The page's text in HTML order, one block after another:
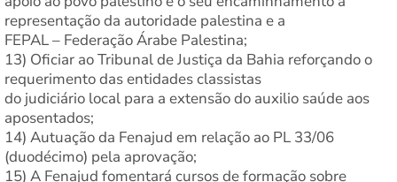
representação da autoridade palestina e a
FEPAL – Federação Árabe Palestina;
13) Oficiar ao Tribunal de Justiça da Bahia reforçando o
requerimento das entidades classistas
do judiciário local para a extensão do auxilio saúde aos
aposentados;
14) Autuação da Fenajud em relação ao PL 33/06
(duodécimo) pela aprovação;
15) A Fenajud fomentará cursos de formação sobre